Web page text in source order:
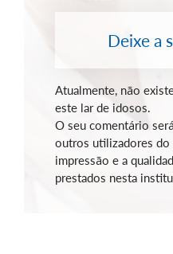
Deixe a
Atualmente, não
este lar de idosos.
O seu comentário
outros utilizadores do
impressão e a
prestados nesta